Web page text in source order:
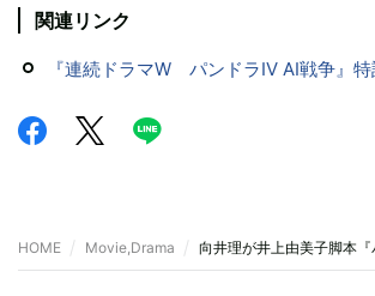
関連リンク
『連続ドラマW パンドラIV AI戦争』特
HOME Movie,Drama 向井理が井上由美子脚本